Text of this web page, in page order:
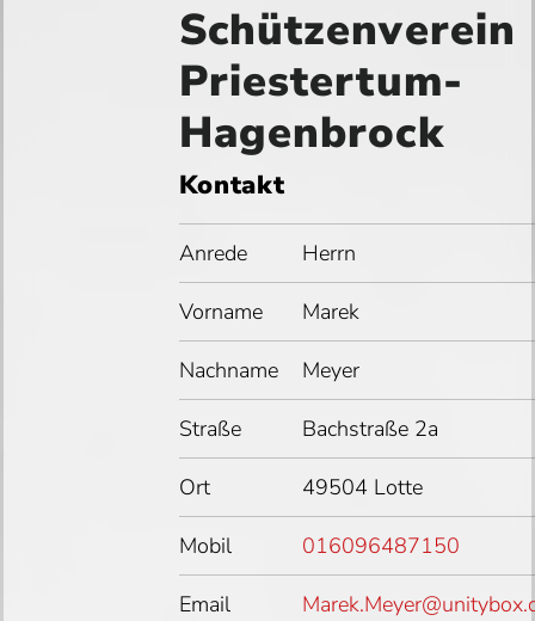
Schützenverein
Priestertum-
Hagenbrock
Kontakt
Anrede Herrn
Vorname Marek
Nachname Meyer
Straße Bachstraße 2a
Ort 49504 Lotte
Mobil 016096487150
Email